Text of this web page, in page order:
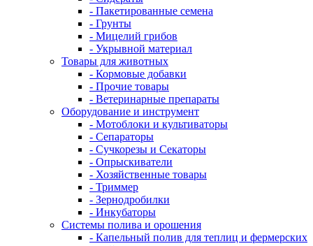
- Пакетированные семена
- Грунты
- Мицелий грибов
- Укрывной материал
Товары для животных
- Кормовые добавки
- Прочие товары
- Ветеринарные препараты
Оборудование и инструмент
- Мотоблоки и культиваторы
- Сепараторы
- Сучкорезы и Секаторы
- Опрыскиватели
- Хозяйственные товары
- Триммер
- Зернодробилки
- Инкубаторы
Системы полива и орошения
- Капельный полив для теплиц и фермерских